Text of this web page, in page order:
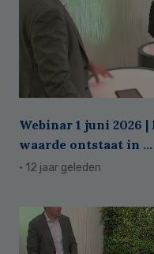
Webinar 1 juni 2026
waarde ontstaat in ...
· 12 jaar geleden